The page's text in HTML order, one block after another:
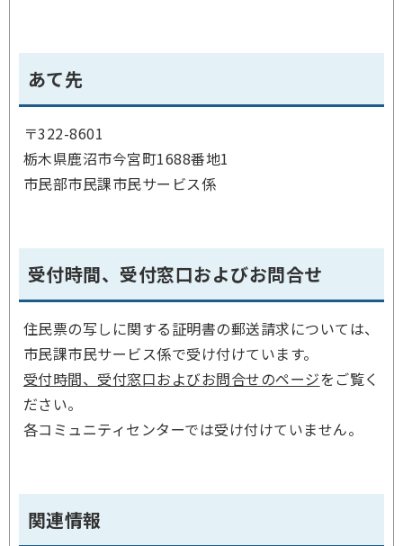
あて先
〒322-8601
栃木県鹿沼市今宮町1688番地1
市民部市民課市民サービス係
受付時間、受付窓口およびお問合せ
住民票の写しに関する証明書の郵送請求については、
市民課市民サービス係で受け付けています。
受付時間、受付窓口およびお問合せのページをご覧く
ださい。
各コミュニティセンターでは受け付けていません。
関連情報